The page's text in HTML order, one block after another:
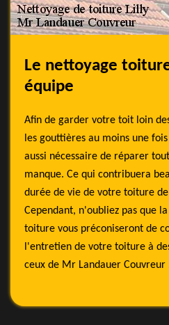
Le nettoyage
équipe
Afin de garder votre toit loin
les gouttières au moins une
aussi nécessaire de réparer
manque. Ce qui contribuera
durée de vie de votre toiture
Cependant, n'oubliez pas que
toiture vous préconiseront de
l'entretien de votre toiture à
ceux de Mr Landauer Couvreur